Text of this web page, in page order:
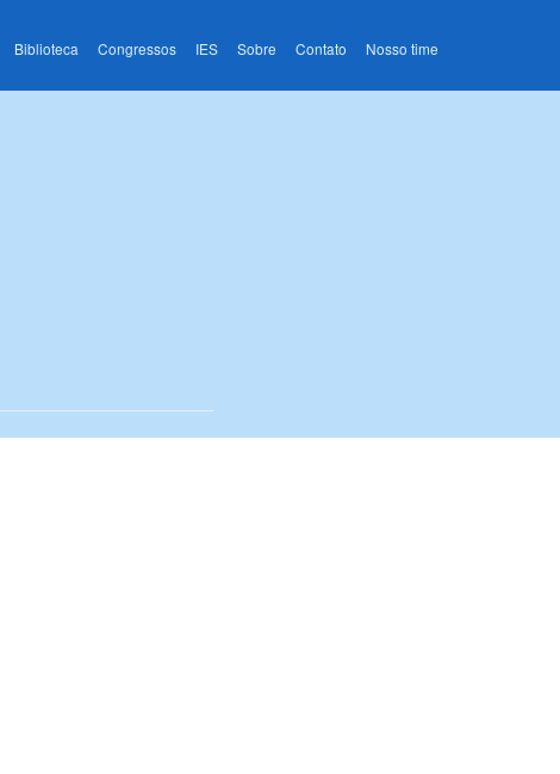
Biblioteca Congressos IES Sobre Contato Nosso time